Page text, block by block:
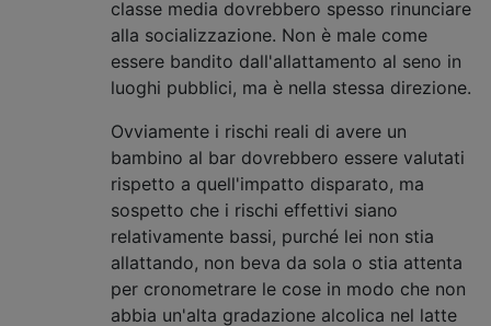
classe media dovrebbero spesso rinunciare
alla socializzazione. Non è male come
essere bandito dall'allattamento al seno in
luoghi pubblici, ma è nella stessa direzione.
Ovviamente i rischi reali di avere un
bambino al bar dovrebbero essere valutati
rispetto a quell'impatto disparato, ma
sospetto che i rischi effettivi siano
relativamente bassi, purché lei non stia
allattando, non beva da sola o stia attenta
per cronometrare le cose in modo che non
abbia un'alta gradazione alcolica nel latte